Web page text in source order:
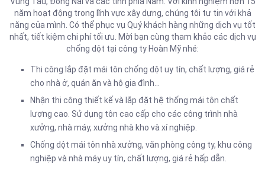
năm hoạt động trong lĩnh vực xây dựng, chúng tôi tự tin với khả
năng của mình. Có thể phục vụ Quý khách hàng những dịch vụ tốt
nhất, tiết kiệm chi phí tối ưu. Mời bạn cùng tham khảo các dịch vụ
chống dột tại công ty Hoàn Mỹ nhé:
Thi công lắp đặt mái tôn chống dột uy tín, chất lượng, giá rẻ
cho nhà ở, quán ăn và hộ gia đình…
Nhận thi công thiết kế và lắp đặt hệ thống mái tôn chất
lượng cao. Sử dụng tôn cao cấp cho các công trình nhà
xưởng, nhà máy, xưởng nhà kho và xí nghiệp.
Chống dột mái tôn nhà xưởng, văn phòng công ty, khu công
nghiệp và nhà máy uy tín, chất lượng, giá rẻ hấp dẫn.